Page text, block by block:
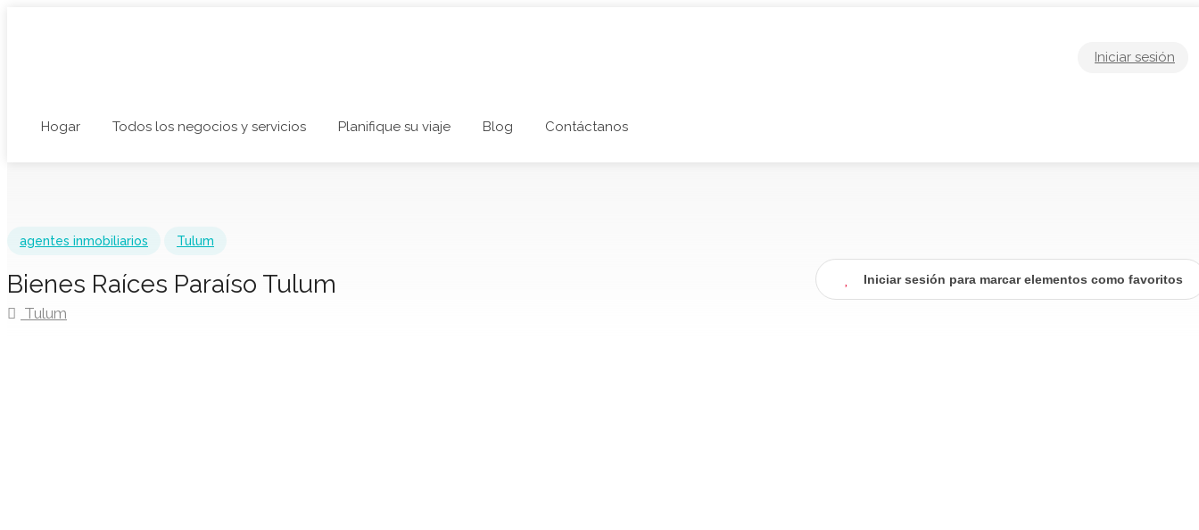
Hogar Todos los negocios y servicios Planifique su viaje Blog Contáctanos
Iniciar sesión
agentes inmobiliarios Tulum
Bienes Raíces Paraíso Tulum
Tulum
Iniciar sesión para marcar elementos como favoritos